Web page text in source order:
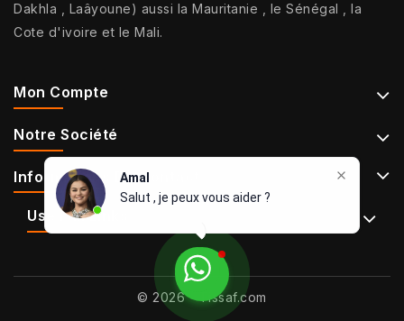
Amal
Salut , je peux vous aider ?
Dakhla , Laâyoune) aussi la Mauritanie , le Sénégal , la
Cote d'ivoire et le Mali.
Mon Compte
Notre Société
Informations De Contact
Use Full Links
© 2026 - Tissaf.com